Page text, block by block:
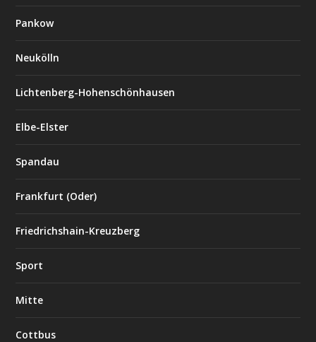
Pankow
Neukölln
Lichtenberg-Hohenschönhausen
Elbe-Elster
Spandau
Frankfurt (Oder)
Friedrichshain-Kreuzberg
Sport
Mitte
Cottbus